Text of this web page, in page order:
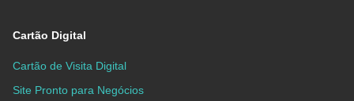
Cartão Digital
Cartão de Visita Digital
Site Pronto para Negócios